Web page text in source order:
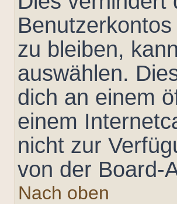
zu bleiben,
auswählen.
dich an einem
einem
nicht zur
von der Board-
Nach oben